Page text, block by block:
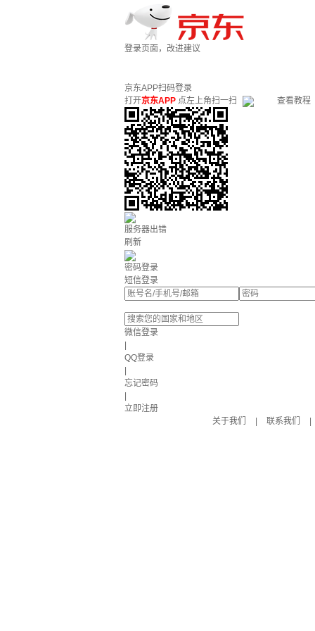
登录页面，改进建议
京东APP扫码登录
打开京东APP 点左上角扫一扫 查看教程
服务器出错
刷新
密码登录
短信登录
微信登录
QQ登录
忘记密码
立即注册
关于我们
联系我们